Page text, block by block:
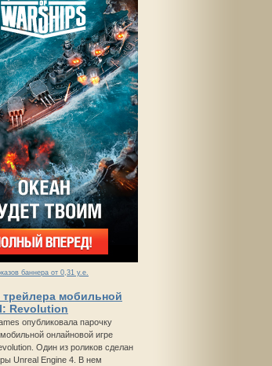
баннера от 0,31 у.е.
трейлера мобильной
Revolution
опубликовала парочку
онлайновой игре
Один из роликов сделан
Unreal Engine 4. В нем